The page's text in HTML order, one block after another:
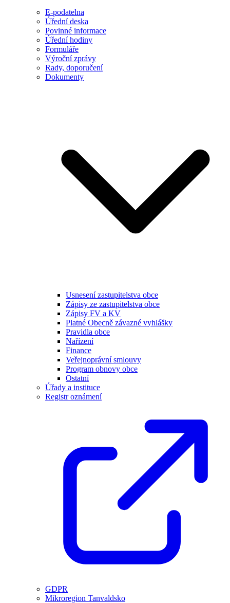
E-podatelna
Úřední deska
Povinné informace
Úřední hodiny
Formuláře
Výroční zprávy
Rady, doporučení
Dokumenty
Usnesení zastupitelstva obce
Zápisy ze zastupitelstva obce
Zápisy FV a KV
Platné Obecně závazné vyhlášky
Pravidla obce
Nařízení
Finance
Veřejnoprávní smlouvy
Program obnovy obce
Ostatní
Úřady a instituce
Registr oznámení
GDPR
Mikroregion Tanvaldsko